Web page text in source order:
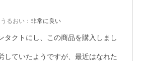
うるおい ： 非常に良い
タクトにし、この商品を購入しまし
していたようですが、最近はなれた